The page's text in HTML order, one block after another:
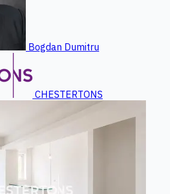
Bogdan Dumitru
CHESTERTONS